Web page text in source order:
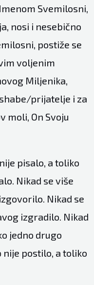
Svemilosni,
nosi i nesebično
postiže se
voljenim
Miljenika,
prijatelje i za
moli, On Svoju
pisalo, a toliko
Nikad se više
Nikad se
izgradilo. Nikad
jedno drugo
postilo, a toliko